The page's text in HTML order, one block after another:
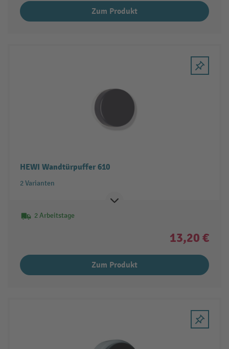
Zum Produkt
HEWI Wandtürpuffer 610
2 Varianten
2 Arbeitstage
13,20 €
Zum Produkt